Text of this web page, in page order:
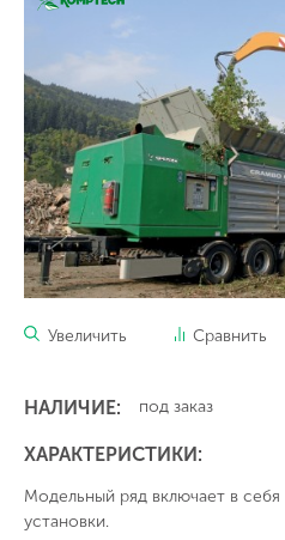
Увеличить Сравнить
НАЛИЧИЕ: под заказ
ХАРАКТЕРИСТИКИ:
Модельный ряд включает в
установки.